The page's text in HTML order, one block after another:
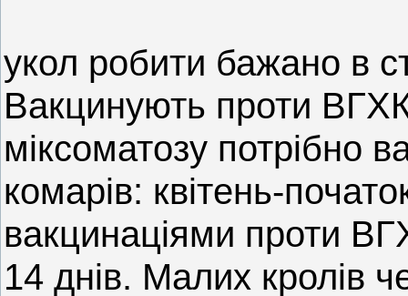
укол робити бажано в
Вакцинують проти
міксоматозу потрібно
комарів: квітень-
вакцинаціями проти
14 днів. Малих кролів